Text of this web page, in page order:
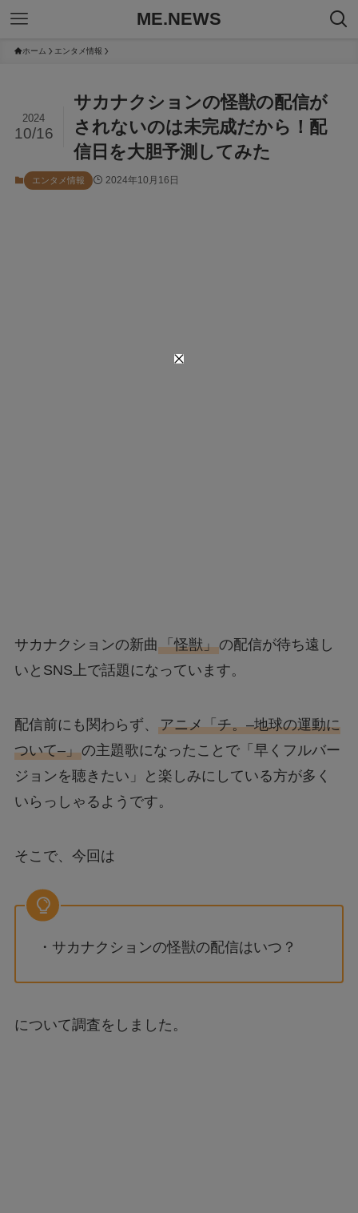
ME.NEWS
ホーム エンタメ情報
サカナクションの怪獣の配信が
されないのは未完成だから！配
信日を大胆予測してみた
2024
10/16
エンタメ情報 2024年10月16日
サカナクションの新曲「怪獣」の配信が待ち遠し
いとSNS上で話題になっています。
配信前にも関わらず、 アニメ「チ。–地球の運動に
ついて–」の主題歌になったことで「早くフルバー
ジョンを聴きたい」と楽しみにしている方が多く
いらっしゃるようです。
そこで、今回は
・サカナクションの怪獣の配信はいつ？
について調査をしました。